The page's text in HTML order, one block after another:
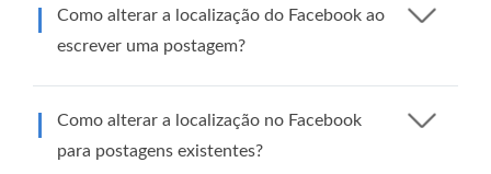
Como alterar a localização do Facebook ao
escrever uma postagem?
Como alterar a localização no Facebook
para postagens existentes?